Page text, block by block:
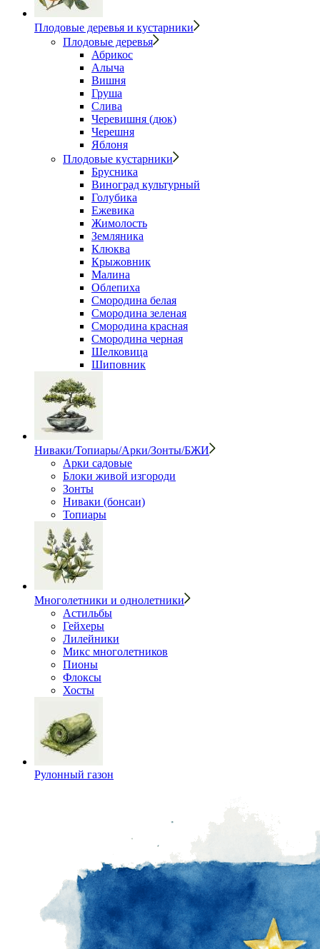
Плодовые деревья и кустарники
Плодовые деревья
Абрикос
Алыча
Вишня
Груша
Слива
Черевишня (дюк)
Черешня
Яблоня
Плодовые кустарники
Брусника
Виноград культурный
Голубика
Ежевика
Жимолость
Земляника
Клюква
Крыжовник
Малина
Облепиха
Смородина белая
Смородина зеленая
Смородина красная
Смородина черная
Шелковица
Шиповник
Ниваки/Топиары/Арки/Зонты/БЖИ
Арки садовые
Блоки живой изгороди
Зонты
Ниваки (бонсаи)
Топиары
Многолетники и однолетники
Астильбы
Гейхеры
Лилейники
Микс многолетников
Пионы
Флоксы
Хосты
Рулонный газон